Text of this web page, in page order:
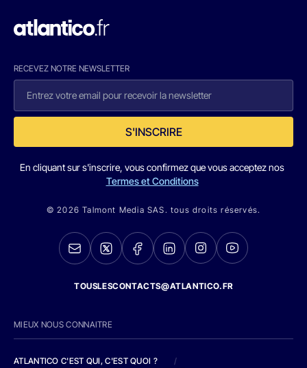
RECEVEZ NOTRE NEWSLETTER
S'INSCRIRE
En cliquant sur s'inscrire, vous confirmez que vous acceptez nos
Termes et Conditions
© 2026 Talmont Media SAS. tous droits réservés.
TOUSLESCONTACTS@ATLANTICO.FR
MIEUX NOUS CONNAITRE
ATLANTICO C'EST QUI, C'EST QUOI ?
/